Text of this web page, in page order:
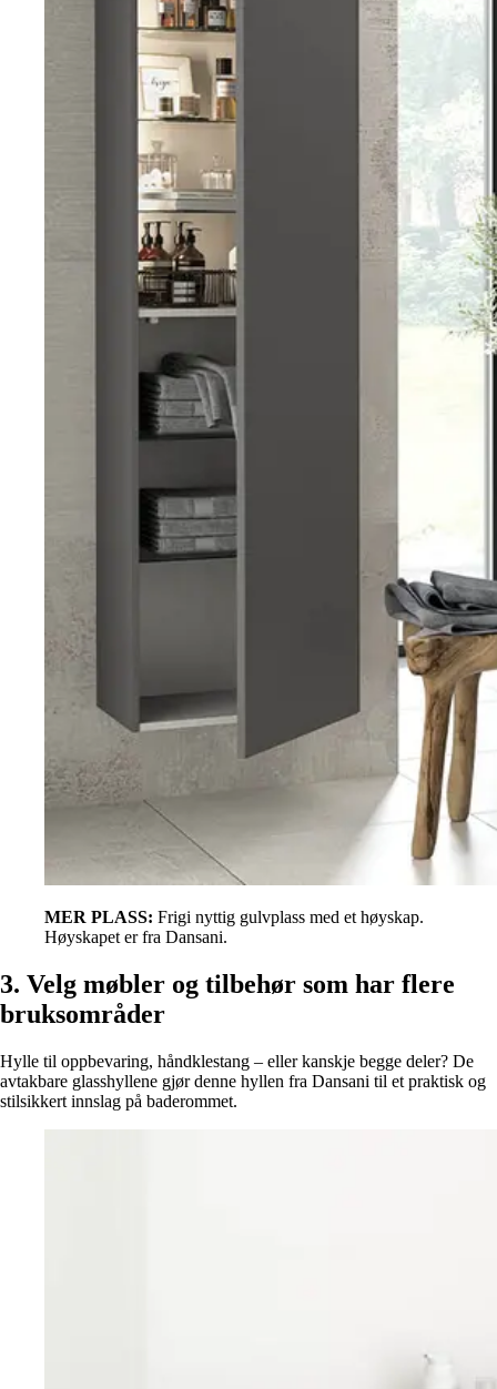
MER PLASS: Frigi nyttig gulvplass med et høyskap.
Høyskapet er fra Dansani.
3. Velg møbler og tilbehør som har flere
bruksområder
Hylle til oppbevaring, håndklestang – eller kanskje begge deler? De
avtakbare glasshyllene gjør denne hyllen fra Dansani til et praktisk og
stilsikkert innslag på baderommet.